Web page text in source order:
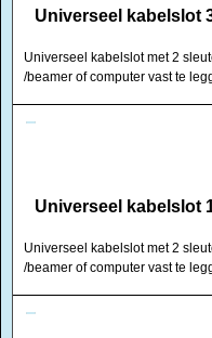
Universeel kabelslot
Universeel kabelslot met 2
/beamer of computer vast te
Universeel kabelslot
Universeel kabelslot met 2
/beamer of computer vast te